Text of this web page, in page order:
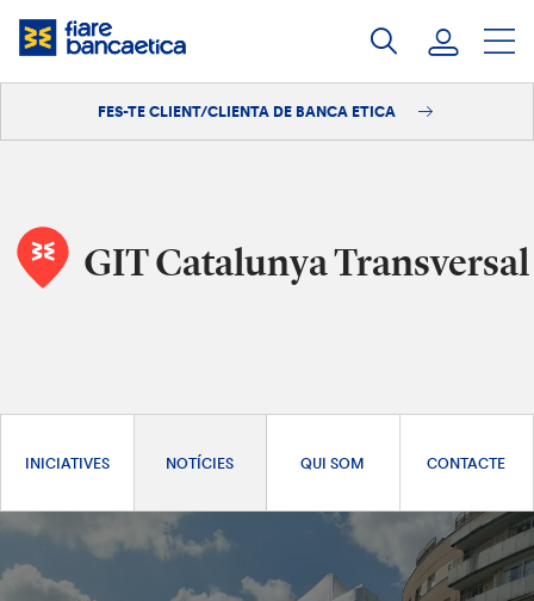
Salta
Iniciar sessióFES-TE CLIENT/CLIENTA DE BANCA ETICA
GIT Catalunya Transversal
INICIATIVES NOTÍCIES QUI SOM CONTACTE